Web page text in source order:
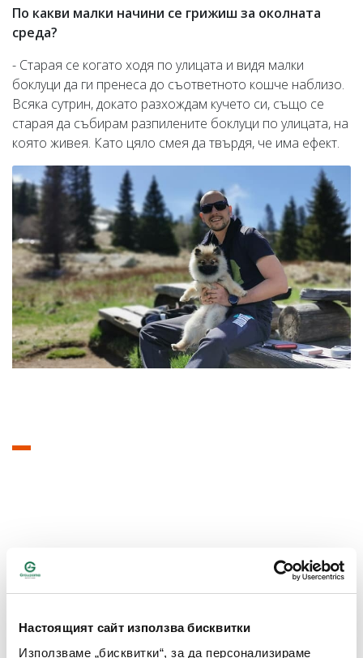
Настоящият сайт използва бисквитки
Използваме „бисквитки“, за да персонализираме
По какви малки начини се грижиш за околната
среда?
- Старая се когато ходя по улицата и видя малки
боклуци да ги пренеса до съответното кошче наблизо.
Всяка сутрин, докато разхождам кучето си, също се
старая да събирам разпилените боклуци по улицата, на
която живея. Като цяло смея да твърдя, че има ефект.